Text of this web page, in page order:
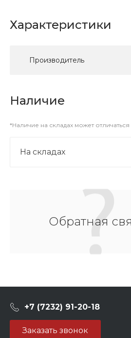
Характеристики
Производитель
Наличие
*Наличие на складах может
На складах
Обратная
+7 (7232) 91-20-18
Заказать звонок